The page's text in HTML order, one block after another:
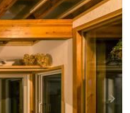
漫画
ィー・ヘルスケア